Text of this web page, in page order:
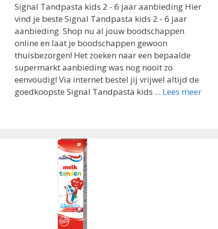
Signal Tandpasta kids 2 - 6 jaar aanbieding Hier
vind je beste Signal Tandpasta kids 2 - 6 jaar
aanbieding. Shop nu al jouw boodschappen
online en laat je boodschappen gewoon
thuisbezorgen! Het zoeken naar een bepaalde
supermarkt aanbieding was nog nooit zo
eenvoudig! Via internet bestel jij vrijwel altijd de
goedkoopste Signal Tandpasta kids ... Lees meer